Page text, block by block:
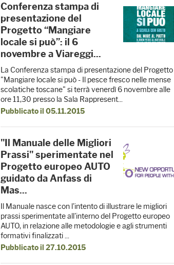
Conferenza stampa di
presentazione del
Progetto “Mangiare
locale si può”: il 6
novembre a Viareggi...
La Conferenza stampa di presentazione del Progetto
"Mangiare locale si può - Il pesce fresco nelle mense
scolatiche toscane" si terrà venerdì 6 novembre alle
ore 11,30 presso la Sala Rappresent...
Pubblicato il 05.11.2015
"Il Manuale delle Migliori
Prassi" sperimentate nel
Progetto europeo AUTO
guidato da Anfass di
Mas...
Il Manuale nasce con l'intento di illustrare le migliori
prassi sperimentate all'interno del Progetto europeo
AUTO, in relazione alle metodologie e agli strumenti
formativi finalizzati ...
Pubblicato il 27.10.2015